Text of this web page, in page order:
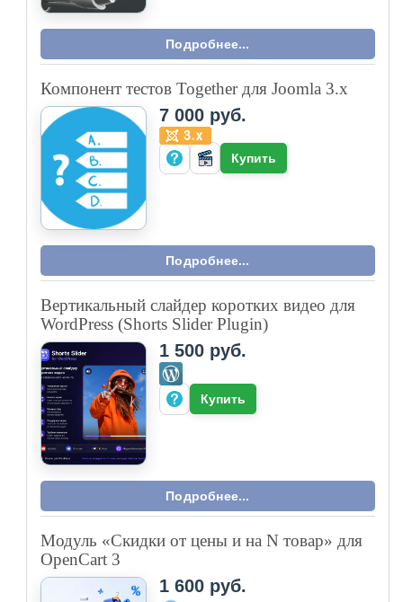
Подробнее...
Компонент тестов Together для Joomla 3.x
7 000 руб.
Купить
Подробнее...
Вертикальный слайдер коротких видео для
WordPress (Shorts Slider Plugin)
1 500 руб.
Купить
Подробнее...
Модуль «Скидки от цены и на N товар» для
OpenCart 3
1 600 руб.